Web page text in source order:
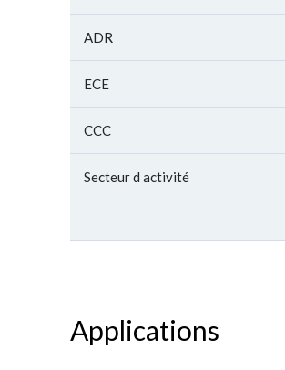
ADR
ECE
CCC
Secteur d activité
Applications